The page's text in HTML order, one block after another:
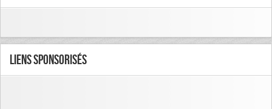
Liens Sponsorisés